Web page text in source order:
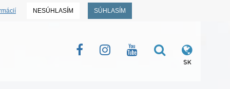
NESÚHLASÍM SÚHLASÍM
SK